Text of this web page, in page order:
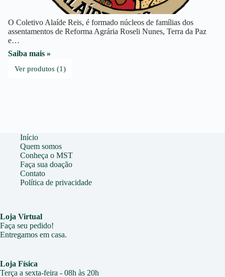
O Coletivo Alaíde Reis, é formado núcleos de famílias dos
assentamentos de Reforma Agrária Roseli Nunes, Terra da Paz
e…
Saiba mais »
Ver produtos (1)
Início
Quem somos
Conheça o MST
Faça sua doação
Contato
Política de privacidade
Loja Virtual
Faça seu pedido!
Entregamos em casa.
Loja Física
Terça a sexta-feira - 08h às 20h